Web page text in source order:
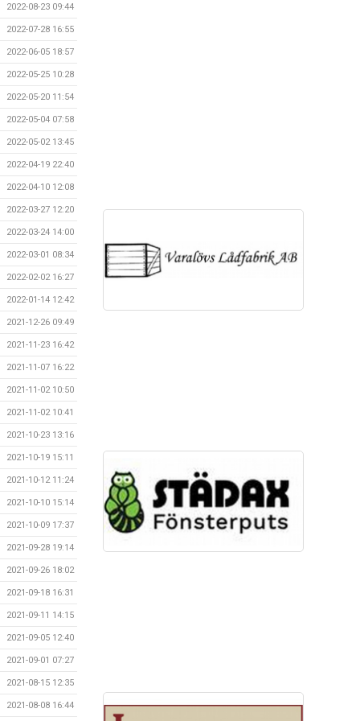
2022-08-23 09:44
2022-07-28 16:55
2022-06-05 18:57
2022-05-25 10:28
2022-05-20 11:54
2022-05-04 07:58
2022-05-02 13:45
2022-04-19 22:40
2022-04-10 12:08
2022-03-27 12:20
2022-03-24 14:00
2022-03-01 08:34
2022-02-02 16:27
2022-01-14 12:42
2021-12-26 09:49
2021-11-23 16:42
2021-11-07 16:22
2021-11-02 10:50
2021-11-02 10:41
2021-10-23 13:16
2021-10-19 15:11
2021-10-12 11:24
2021-10-10 15:14
2021-10-09 17:37
2021-09-28 19:14
2021-09-26 18:02
2021-09-18 16:31
2021-09-11 14:15
2021-09-05 12:40
2021-09-01 07:27
2021-08-15 12:35
2021-08-08 16:44